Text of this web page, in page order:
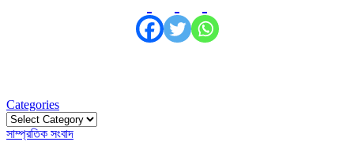
Categories
Categories
সাম্প্রতিক সংবাদ